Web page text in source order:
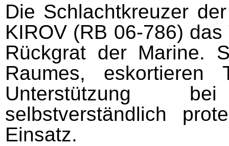
Die Schlachtkreuzer
KIROV (RB 06-786)
Rückgrat der Marine.
Raumes, eskortieren
Unterstützung
selbstverständlich
Einsatz.